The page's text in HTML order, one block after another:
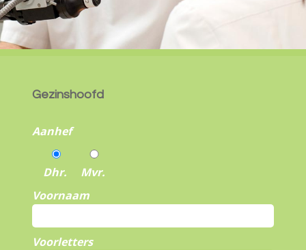
Gezinshoofd
Aanhef
Dhr.
Mvr.
Voornaam
Voorletters